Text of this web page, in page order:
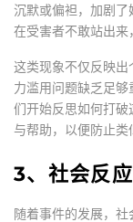
沉默或偏袒，加剧
在受害者不敢站出来
这类现象不仅反映
力滥用问题缺乏足
们开始反思如何打
与帮助，以便防止类
3、社会反
随着事件的发展，